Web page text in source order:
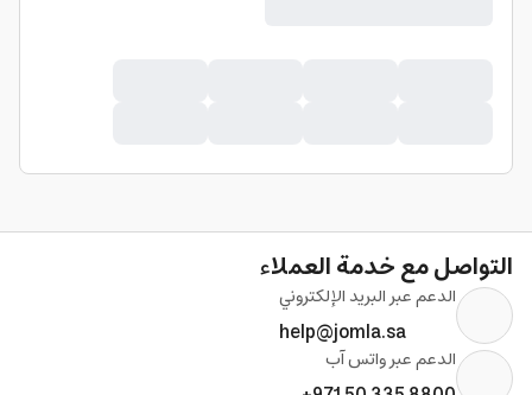
التواصل مع خدمة العملاء
الدعم عبر البريد الإلكتروني
help@jomla.sa
الدعم عبر واتس آب